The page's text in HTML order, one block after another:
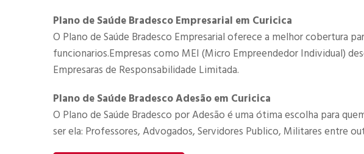
Plano de Saúde Bradesco Empresarial em Curicica
O Plano de Saúde Bradesco Empresarial​ oferece a melhor cobertura
funcionarios.Empresas como MEI (Micro Empreendedor Individual)
Empresaras de Responsabilidade Limitada.​
Plano de Saúde Bradesco Adesão em Curicica
O Plano de Saúde Bradesco por Adesão é uma ótima escolha para
ser ela: Professores, Advogados, Servidores Publico, Militares entre